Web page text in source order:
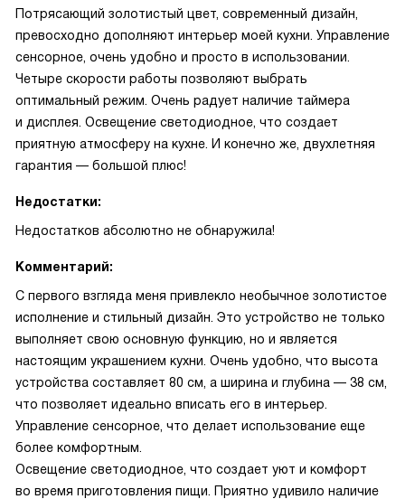
Потрясающий золотистый цвет, современный дизайн,
превосходно дополняют интерьер моей кухни. Управление
сенсорное, очень удобно и просто в использовании.
Четыре скорости работы позволяют выбрать
оптимальный режим. Очень радует наличие таймера
и дисплея. Освещение светодиодное, что создает
приятную атмосферу на кухне. И конечно же, двухлетняя
гарантия — большой плюс!
Недостатки:
Недостатков абсолютно не обнаружила!
Комментарий:
С первого взгляда меня привлекло необычное золотистое
исполнение и стильный дизайн. Это устройство не только
выполняет свою основную функцию, но и является
настоящим украшением кухни. Очень удобно, что высота
устройства составляет 80 см, а ширина и глубина — 38 см,
что позволяет идеально вписать его в интерьер.
Управление сенсорное, что делает использование еще
более комфортным.
Освещение светодиодное, что создает уют и комфорт
во время приготовления пищи. Приятно удивило наличие